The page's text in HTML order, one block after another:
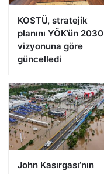
KOSTÜ, stratejik
planını YÖK’ün 2030
vizyonuna göre
güncelledi
John Kasırgası’nın